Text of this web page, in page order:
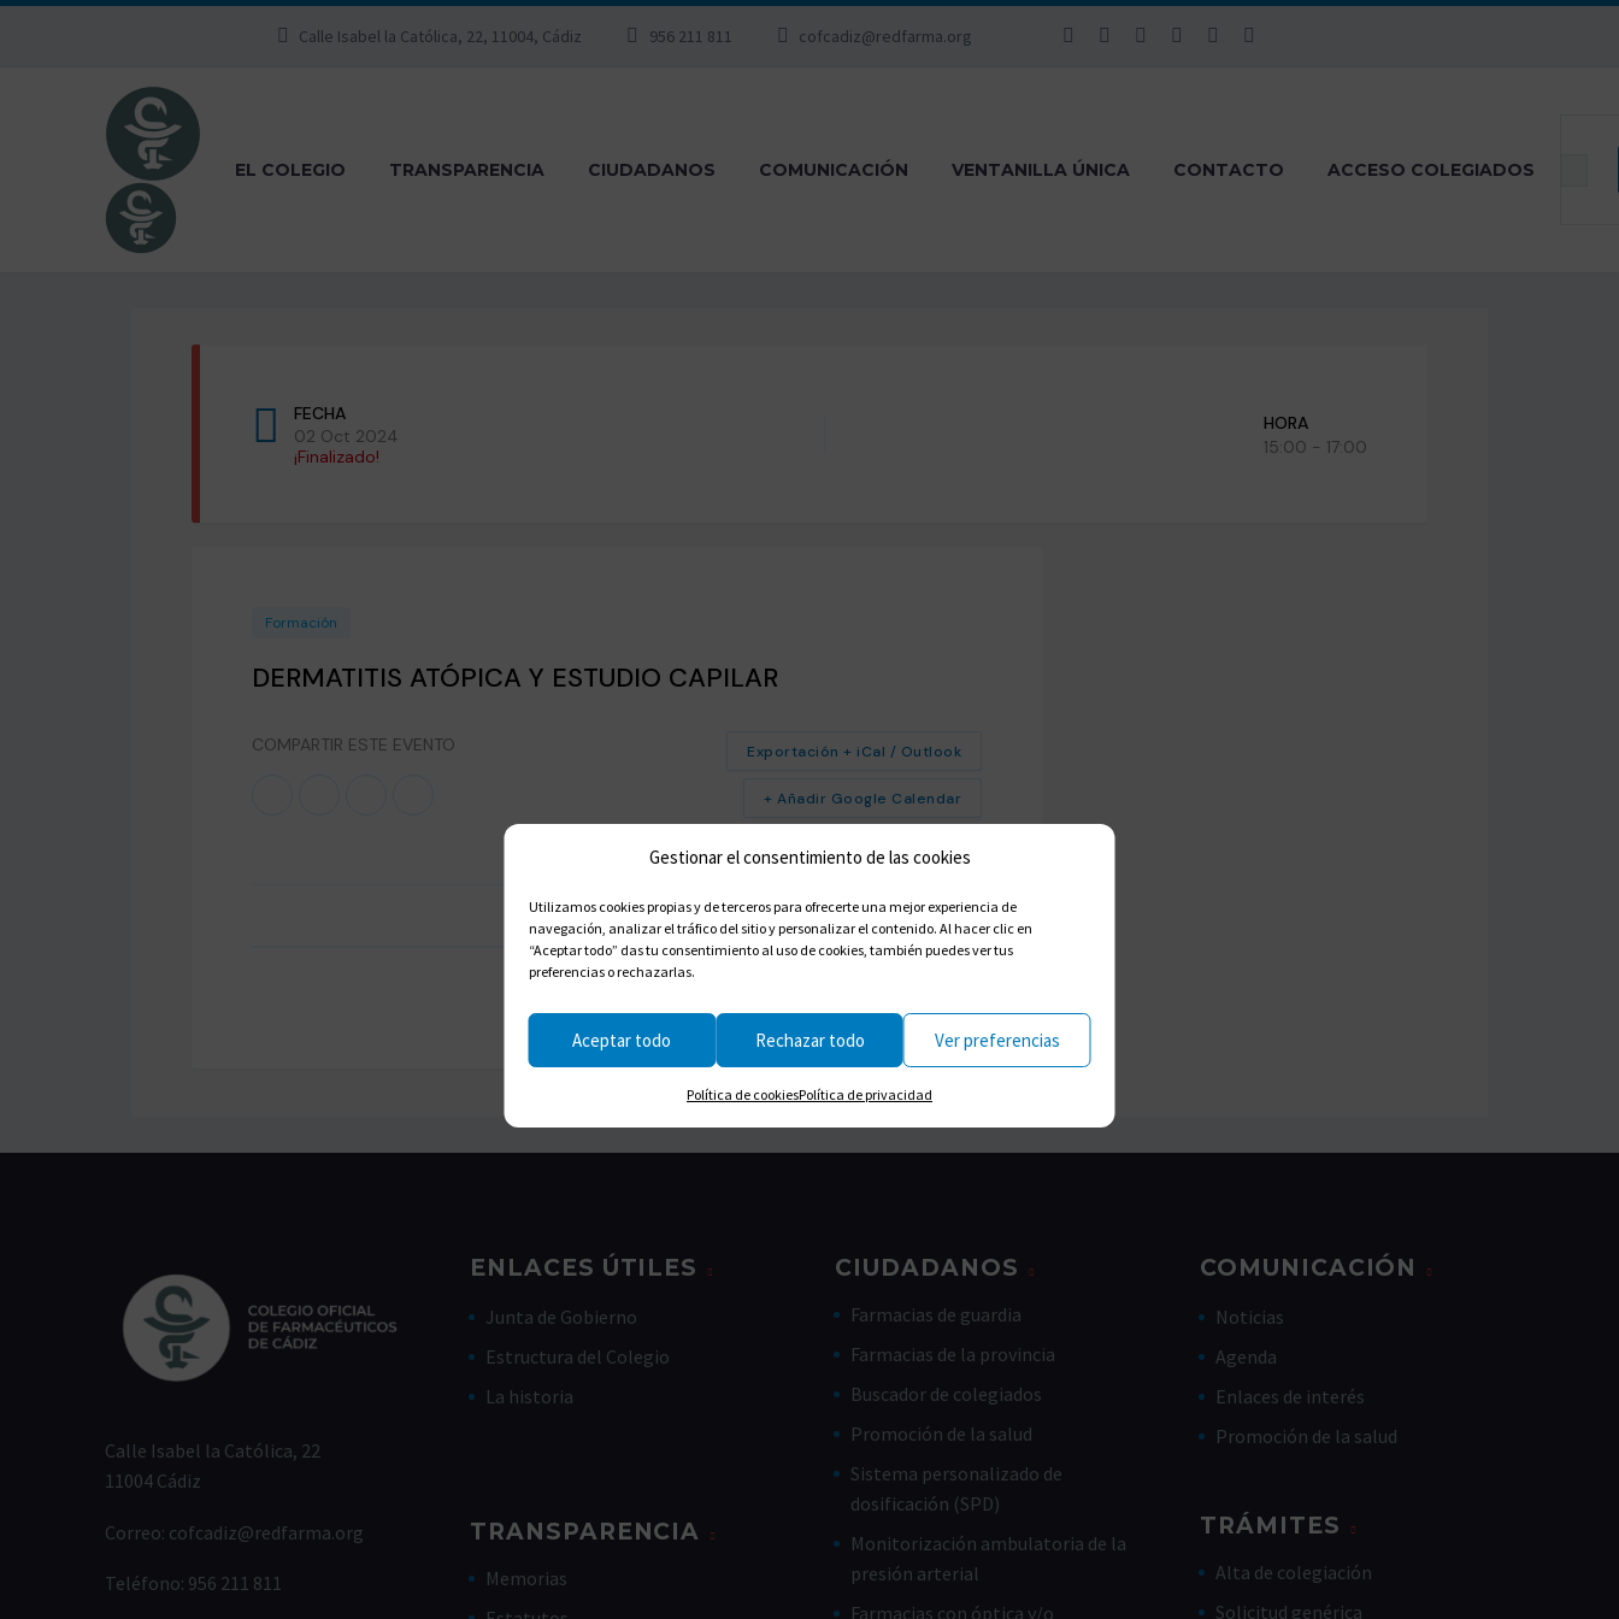
Gestionar el consentimiento de las cookies
Utilizamos cookies propias y de terceros para ofrecerte una mejor experiencia de
navegación, analizar el tráfico del sitio y personalizar el contenido. Al hacer clic en
“Aceptar todo” das tu consentimiento al uso de cookies, también puedes ver tus
preferencias o rechazarlas.
Aceptar todo Rechazar todo Ver preferencias
Política de cookiesPolítica de privacidad
Calle Isabel la Católica, 22, 11004, Cádiz 956 211 811 cofcadiz@redfarma.org
EL COLEGIO TRANSPARENCIA CIUDADANOS COMUNICACIÓN VENTANILLA ÚNICA CONTACTO ACCESO COLEGIADOS
FECHA
02 Oct 2024
¡Finalizado!
HORA
15:00 - 17:00
Formación
DERMATITIS ATÓPICA Y ESTUDIO CAPILAR
COMPARTIR ESTE EVENTO
+ Añadir Google Calendar
Exportación + iCal / Outlook
Calle Isabel la Católica, 22
11004 Cádiz
Correo: cofcadiz@redfarma.org
Teléfono: 956 211 811
ENLACES ÚTILES
Junta de Gobierno
Estructura del Colegio
La historia
TRANSPARENCIA
Memorias
CIUDADANOS
Farmacias de guardia
Farmacias de la provincia
Buscador de colegiados
Promoción de la salud
Sistema personalizado de
dosificación (SPD)
Monitorización ambulatoria de la
presión arterial
Farmacias con óptica y/o
COMUNICACIÓN
Noticias
Agenda
Enlaces de interés
Promoción de la salud
TRÁMITES
Alta de colegiación
Solicitud genérica